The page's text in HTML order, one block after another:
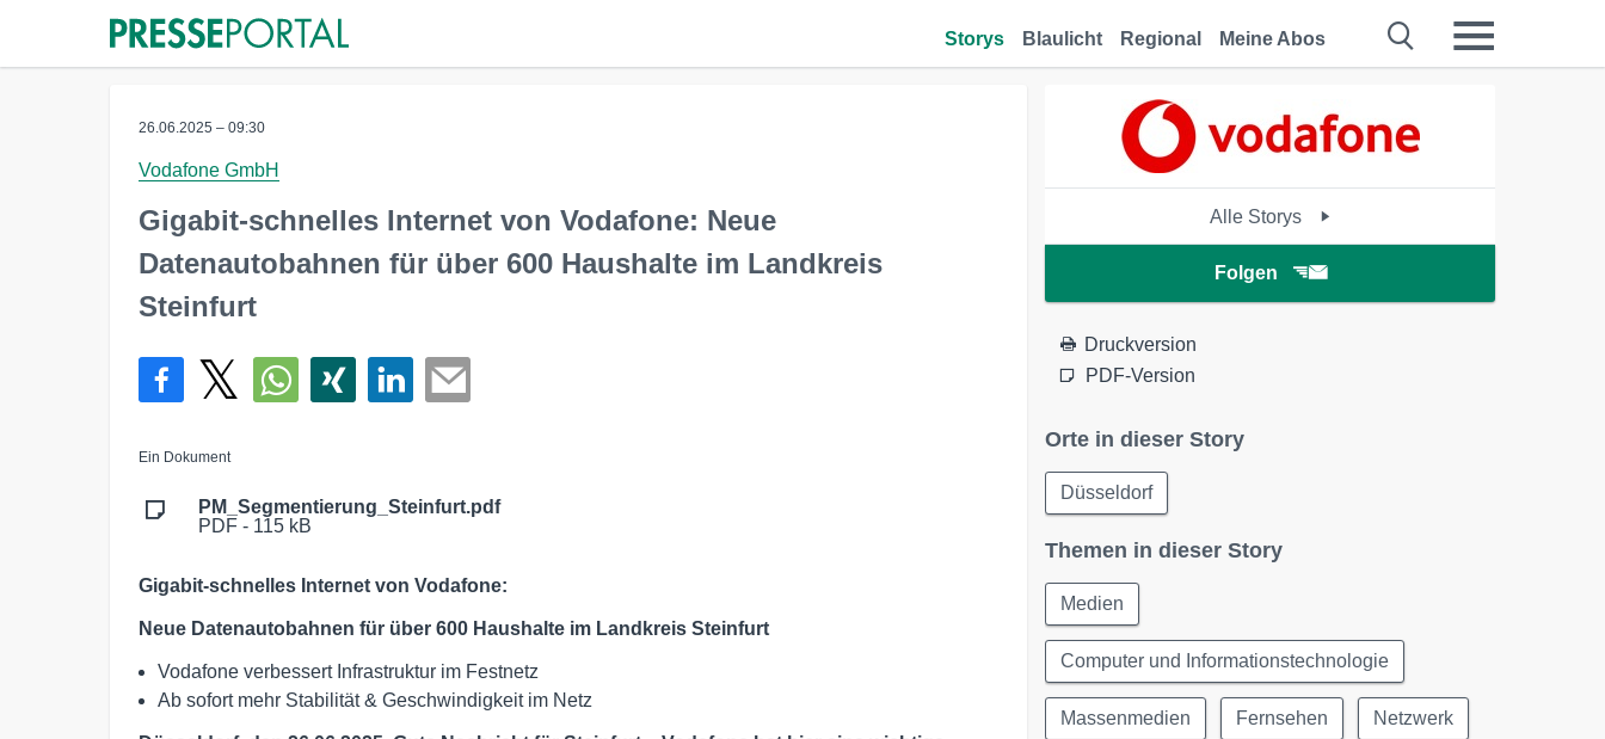
Storys Blaulicht Regional Meine Abos
26.06.2025 – 09:30
Vodafone GmbH
Gigabit-schnelles Internet von Vodafone: Neue
Datenautobahnen für über 600 Haushalte im Landkreis
Steinfurt
Ein Dokument
PM_Segmentierung_Steinfurt.pdf
PDF - 115 kB
Gigabit-schnelles Internet von Vodafone:
Neue Datenautobahnen für über 600 Haushalte im Landkreis Steinfurt
Vodafone verbessert Infrastruktur im Festnetz
Ab sofort mehr Stabilität & Geschwindigkeit im Netz
Alle Storys
Folgen
Druckversion
PDF-Version
Orte in dieser Story
Düsseldorf
Themen in dieser Story
Medien
Computer und Informationstechnologie
Massenmedien Fernsehen Netzwerk